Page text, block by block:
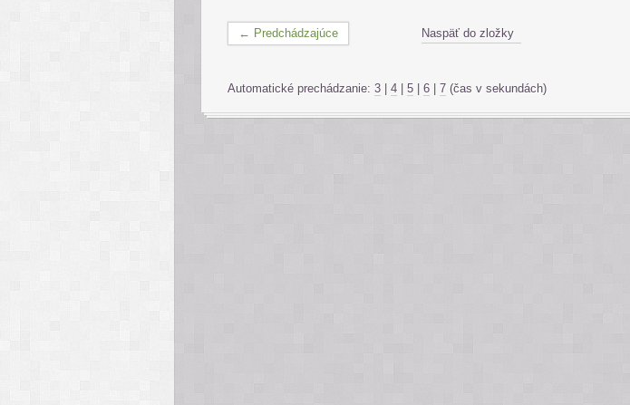
← Predchádzajúce Naspäť do zložky
Automatické prechádzanie: 3 4 5 6 7 (čas v sekundách)